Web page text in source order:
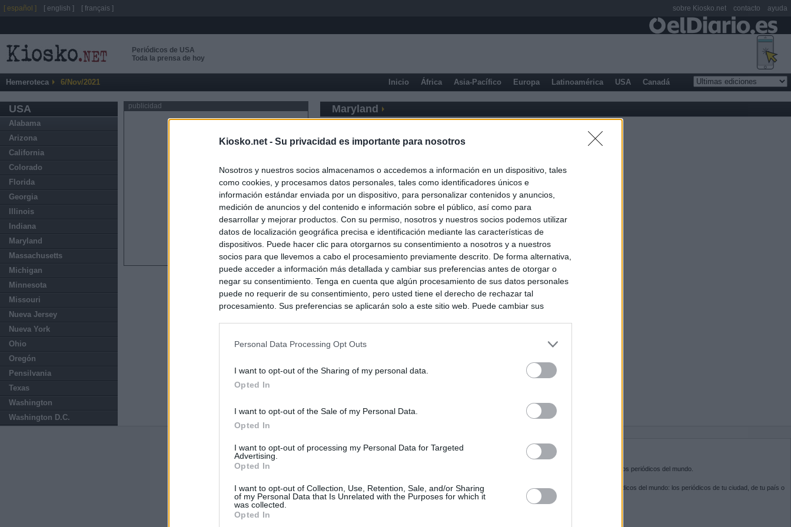
Kiosko.net - Su privacidad es importante para nosotros
Nosotros y nuestros socios almacenamos o accedemos a información en un dispositivo, tales
como cookies, y procesamos datos personales, tales como identificadores únicos e
información estándar enviada por un dispositivo, para personalizar contenidos y anuncios,
medición de anuncios y del contenido e información sobre el público, así como para
desarrollar y mejorar productos. Con su permiso, nosotros y nuestros socios podemos utilizar
datos de localización geográfica precisa e identificación mediante las características de
dispositivos. Puede hacer clic para otorgarnos su consentimiento a nosotros y a nuestros
socios para que llevemos a cabo el procesamiento previamente descrito. De forma alternativa,
puede acceder a información más detallada y cambiar sus preferencias antes de otorgar o
negar su consentimiento. Tenga en cuenta que algún procesamiento de sus datos personales
puede no requerir de su consentimiento, pero usted tiene el derecho de rechazar tal
procesamiento. Sus preferencias se aplicarán solo a este sitio web. Puede cambiar sus
Personal Data Processing Opt Outs
I want to opt-out of the Sharing of my personal data.
Opted In
I want to opt-out of the Sale of my Personal Data.
Opted In
I want to opt-out of processing my Personal Data for Targeted
Advertising.
Opted In
I want to opt-out of Collection, Use, Retention, Sale, and/or Sharing
of my Personal Data that Is Unrelated with the Purposes for which it
was collected.
Opted In
Periódicos de USA
Toda la prensa de hoy
Hemeroteca 6/Nov/2021 Inicio África Asia-Pacífico Europa Latinoamérica USA Canadá
USA
Alabama
Arizona
California
Colorado
Florida
Georgia
Illinois
Indiana
Maryland
Massachusetts
Michigan
Minnesota
Missouri
Nueva Jersey
Nueva York
Ohio
Oregón
Pensilvania
Texas
Washington
Washington D.C.
publicidad Maryland
Últimas noticias
España impone controles a los viajeros procedentes de Italia tras el rechazo de
Italia rechaza el ultimátum del Gobierno y mantiene los controles a viajeros de
España hasta el 15 de agosto: "No aceptamos imposiciones"
SOBRE KIOSKO.NET
es la puerta de entrada a los periódicos del mundo.
Navega por las portadas de los periódicos del mundo: los periódicos de tu ciudad, de tu país o
del otro extremo del mundo.
[ español ] [ english ] [ français ] sobre Kiosko.net contacto ayuda